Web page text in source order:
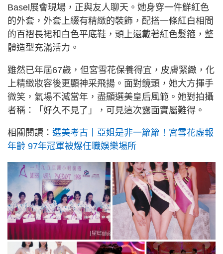
Basel展會現場，正與友人聊天。她身穿一件鮮紅色
的外套，外套上綴有精緻的裝飾，配搭一條紅白相間
的百褶長裙和白色平底鞋，頭上還戴著紅色髮箍，整
體造型充滿活力。
雖然已年屆67歲，但宮雪花保養得宜，皮膚緊緻，化
上精緻妝容後更顯神采飛揚。面對鏡頭，她大方揮手
微笑，氣場不減當年，盡顯選美皇后風範。她對拍攝
者稱：「好久不見了」，可見這次露面實屬難得。
相關閱讀： 選美考古丨亞姐是非一籮籮！宮雪花虛報
年齡 97年冠軍被爆任職娛樂場所